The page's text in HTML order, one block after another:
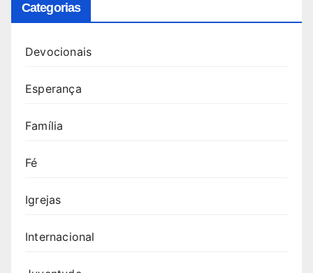
Categorias
Devocionais
Esperança
Família
Fé
Igrejas
Internacional